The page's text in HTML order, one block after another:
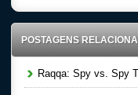
POSTAGENS
Raqqa: Spy vs. Spy